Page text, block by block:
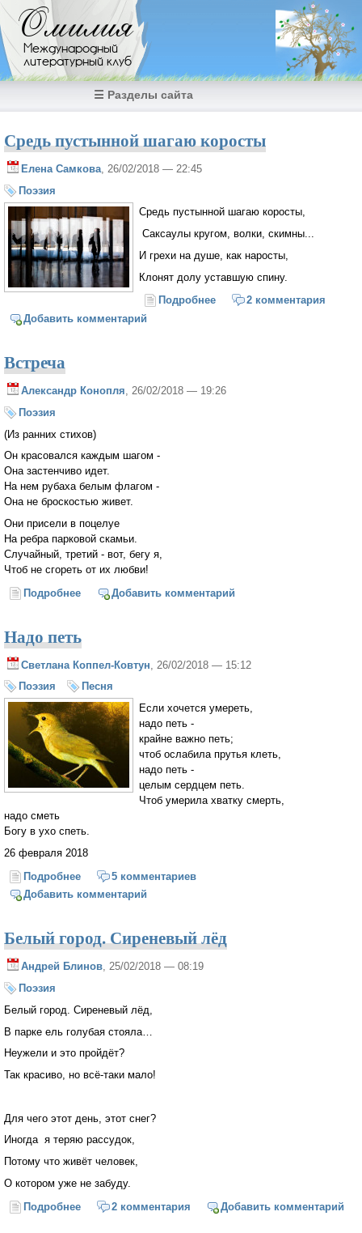
Перейти к основному содержанию
Омилия
Международный
литературный клуб
☰ Разделы сайта
Средь пустынной шагаю коросты
Елена Самкова , 26/02/2018 — 22:45
Поэзия
Средь пустынной шагаю коросты,
Саксаулы кругом, волки, скимны...
И грехи на душе, как наросты,
Клонят долу уставшую спину.
Подробнее о Средь пустынной шагаю
2 комментария
Добавить комментарий
Встреча
Александр Конопля , 26/02/2018 — 19:26
Поэзия
(Из ранних стихов)
Он красовался каждым шагом -
Она застенчиво идет.
На нем рубаха белым флагом -
Она не броскостью живет.
Они присели в поцелуе
На ребра парковой скамьи.
Случайный, третий - вот, бегу я,
Чтоб не сгореть от их любви!
Подробнее о ВстречаДобавить комментарий
Надо петь
Светлана Коппел-Ковтун , 26/02/2018 — 15:12
Поэзия
Песня
Если хочется умереть,
надо петь -
крайне важно петь;
чтоб ослабила прутья клеть,
надо петь -
целым сердцем петь.
Чтоб умерила хватку смерть,
надо сметь
Богу в ухо спеть.
26 февраля 2018
Подробнее о Надо петь
5 комментариев
Добавить комментарий
Белый город. Сиреневый лёд
Андрей Блинов, 25/02/2018 — 08:19
Поэзия
Белый город. Сиреневый лёд,
В парке ель голубая стояла…
Неужели и это пройдёт?
Так красиво, но всё-таки мало!
Для чего этот день, этот снег?
Иногда я теряю рассудок,
Потому что живёт человек,
О котором уже не забуду.
Подробнее о Белый город. Сиреневый лёд
2 комментария Добавить комментарий